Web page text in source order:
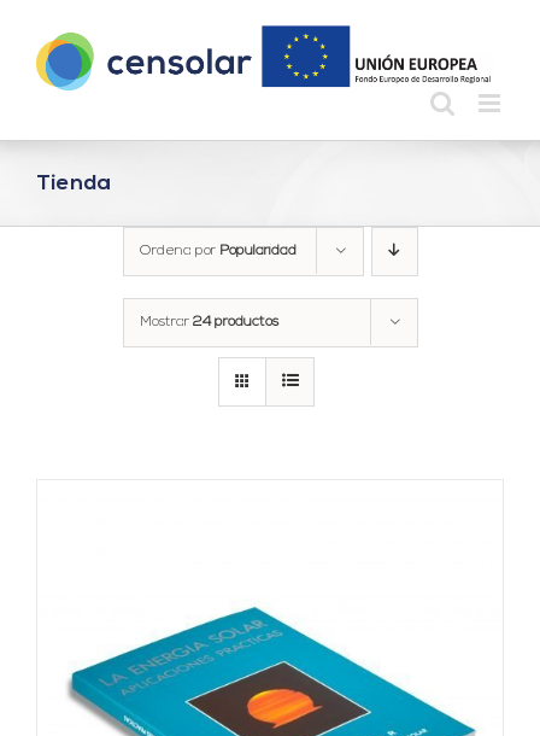
contenido
Tienda
Ordena por Popularidad
Mostrar 24 productos